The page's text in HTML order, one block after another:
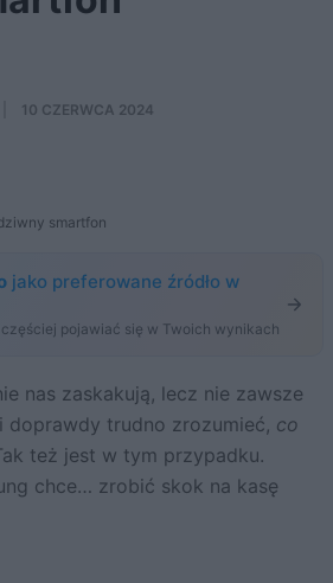
10 CZERWCA 2024
smartfon
jako preferowane źródło w
częściej pojawiać się w Twoich wynikach
doprawdy trudno zrozumieć, co
też jest w tym przypadku.
chce… zrobić skok na kasę